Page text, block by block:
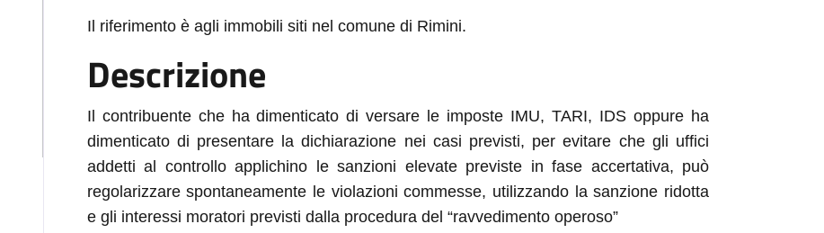
Il riferimento è agli immobili siti nel comune di Rimini.
Descrizione
Il contribuente che ha dimenticato di versare le imposte IMU, TARI, IDS oppure ha
dimenticato di presentare la dichiarazione nei casi previsti, per evitare che gli uffici
addetti al controllo applichino le sanzioni elevate previste in fase accertativa, può
regolarizzare spontaneamente le violazioni commesse, utilizzando la sanzione ridotta
e gli interessi moratori previsti dalla procedura del “ravvedimento operoso”